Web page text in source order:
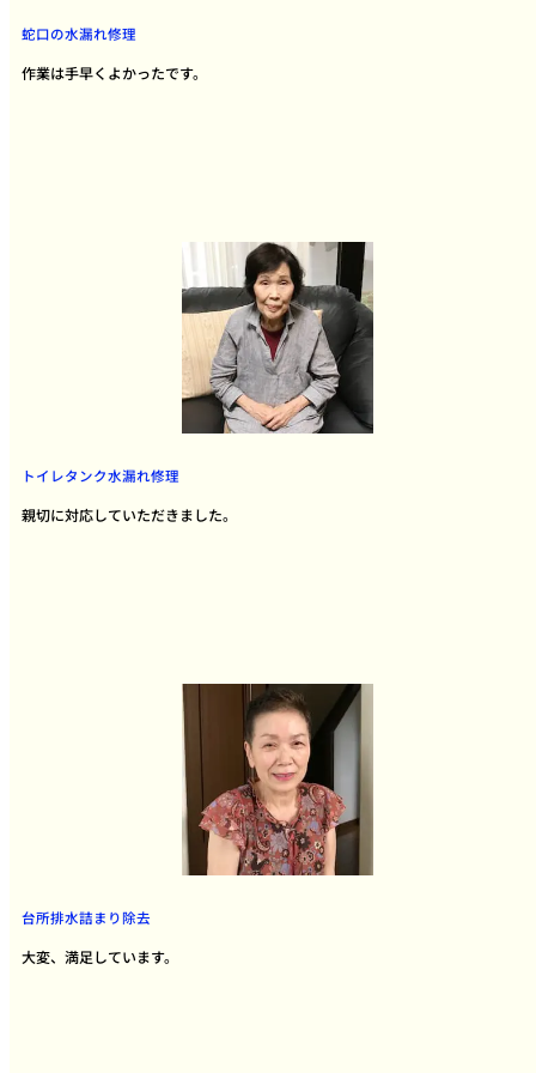
蛇口の水漏れ修理
作業は手早くよかったです。
トイレタンク水漏れ修理
親切に対応していただきました。
台所排水詰まり除去
大変、満足しています。